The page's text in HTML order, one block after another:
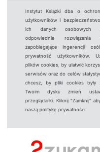
Instytut Książki dba o
użytkowników i
ich danych osobowych
odpowiednie rozwiązania
zapobiegające ingerencji
prywatność użytkowników.
plików cookies, by ułatwić
serwisów oraz do celów
chcesz, by pliki cookies były
Twoim dysku zmień
przeglądarki. Kliknij "Zamknij"
naszą politykę prywatności.